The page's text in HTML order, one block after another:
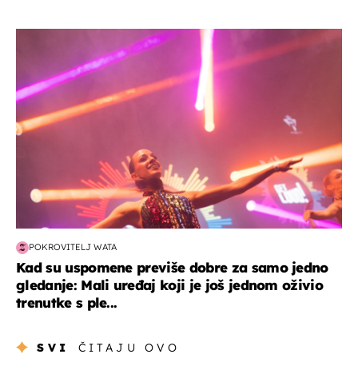
POKROVITELJ WATA
Kad su uspomene previše dobre za samo jedno
gledanje: Mali uređaj koji je još jednom oživio
trenutke s ple...
SVI ČITAJU OVO